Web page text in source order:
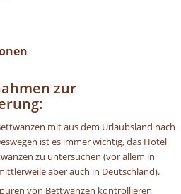
zur
mit aus dem Urlaubsland nach
ist es immer wichtig, das Hotel
zu untersuchen (vor allem in
aber auch in Deutschland).
von Bettwanzen kontrollieren